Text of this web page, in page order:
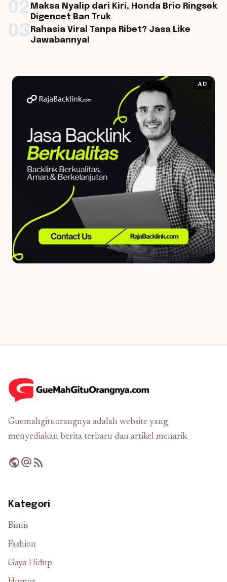
Maksa Nyalip dari Kiri, Honda Brio Ringsek
Digencet Ban Truk
Rahasia Viral Tanpa Ribet? Jasa Like
Jawabannya!
AD
Guemahgituorangnya adalah website yang
menyediakan berita terbaru dan artikel menarik
publicalternate_emailrss_feed
Kategori
Bisnis
Fashion
Gaya Hidup